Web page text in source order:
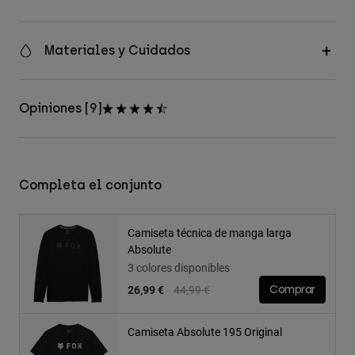
Materiales y Cuidados
Opiniones [9]
Completa el conjunto
Camiseta técnica de manga larga
Absolute
3 colores disponibles
Price reduced from
44,99 €to
26,99 € Comprar
Camiseta Absolute 195 Original